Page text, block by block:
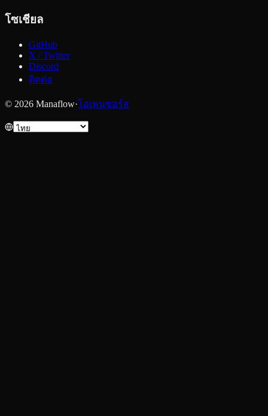
โซเชียล
GitHub
X / Twitter
Discord
ติดต่อ
© 2026 Manaflow·โอเพนซอร์ส